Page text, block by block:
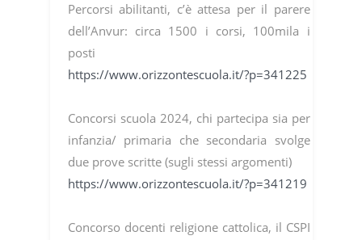
Percorsi abilitanti, c’è attesa per il parere
dell’Anvur: circa 1500 i corsi, 100mila i
posti
https://www.orizzontescuola.it/?p=341225
Concorsi scuola 2024, chi partecipa sia per
infanzia/ primaria che secondaria svolge
due prove scritte (sugli stessi argomenti)
https://www.orizzontescuola.it/?p=341219
Concorso docenti religione cattolica, il CSPI